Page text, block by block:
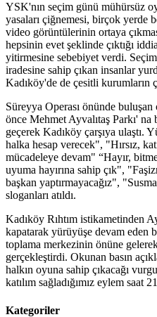
YSK'nın seçim günü mühürsüz
yasaları çiğnemesi, birçok yerde
video görüntülerinin ortaya
hepsinin evet şeklinde çıktığı
yitirmesine sebebiyet verdi. Seçim
iradesine sahip çıkan insanlar
Kadıköy'de de çesitli kurumların
Süreyya Operası önünde
önce Mehmet Ayvalıtaş Parkı'
geçerek Kadıköy çarşıya ulaştı.
halka hesap verecek", "Hırsız,
mücadeleye devam" “Hayır,
uyuma hayırına sahip çık",
başkan yaptırmayacağız",
sloganları atıldı.
Kadıköy Rıhtım istikametinden
kapatarak yürüyüşe devam eden
toplama merkezinin önüne gelerek
gerçekleştirdi. Okunan basın
halkın oyuna sahip çıkacağı
katılım sağladığımız eylem saat
Kategoriler